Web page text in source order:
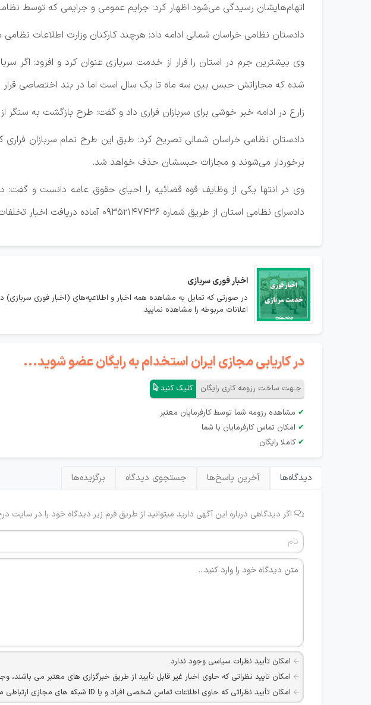
اتهام‌هایشان رسیدگی می‌شود اظهار کرد: جرایم عمومی و جرایمی که توسط
دادستان نظامی خراسان شمالی ادامه داد: هرچند کارکنان وزارت اطلاعات
شده که مجازاتش حبس بین سه ماه تا یک سال است اما در بند اختصاصی قرار
زارع در ادامه خبر خوشی برای سربازان فراری داد و گفت: طرح بازگشت به سنگر
دادستان نظامی خراسان شمالی تصریح کرد: طبق این طرح تمام سربازان فراری
برخوردار می‌شوند و مجازات حبسشان حذف خواهد شد.
وی در انتها یکی از وظایف قوه قضائیه را احیای حقوق عامه دانست و
دادسرای نظامی استان از طریق شماره ۰۹۳۵۲۱۴۷۴۳۶ آماده دریافت اخبار تخلفات نظامیان توسط مردم و رسانه‌ها است.
اخبار فوری سربازی
در صورتی که تمایل به مشاهده همه اخبار و اطلاعیه‌های (اخبار فوری سربازی)
اعلانات مربوطه را مشاهده نمایید.
در کاریابی مجازی ایران استخدام به رایگان عضو شوید...
جـهت ساخت رزومه کاری رایگان کلیک کنید
✔ مشاهده رزومه شما توسط کارفرمایان معتبر
✔ امکان تماس کارفرمایان با شما
✔ کاملا رایگان
دیدگاه‌ها آخرین پاسخ‌ها جستجوی دیدگاه برگزیده‌ها
اگر دیدگاهی درباره این آگهی دارید میتوانید از طریق فرم زیر دیدگاه خود را در سایت
امکان تأیید نظرات سیاسی وجود ندارد.
امکان تایید نظراتی که حاوی اخبار غیر قابل تأیید از طریق خبرگزاری های معتبر می باشند،
امکان تأیید نظراتی که حاوی اطلاعات تماس شخصی افراد و یا ID شبکه های مجازی ارتباطی می باشند وجود ندارد.